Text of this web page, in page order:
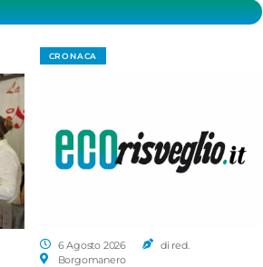
CRONACA
6 Agosto 2026
di red.
Borgomanero